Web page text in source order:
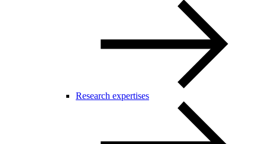
Research expertises